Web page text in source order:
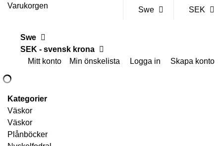
Swe SEK
Varukorgen
Swe
SEK - svensk krona
Mitt konto
Min önskelista Logga in Skapa konto
Kategorier
Väskor
Väskor
Plånböcker